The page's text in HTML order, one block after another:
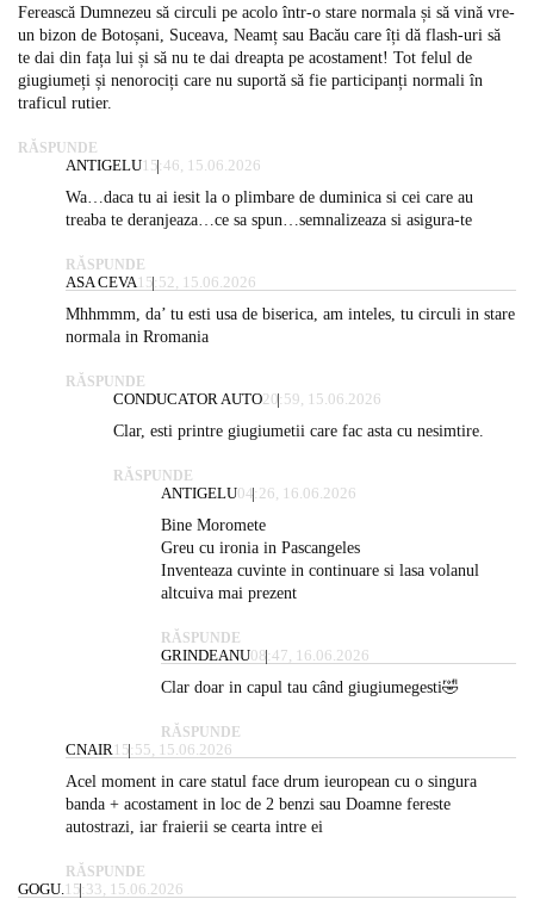
Ferească Dumnezeu să circuli pe acolo într-o stare normala și să vină vre-
un bizon de Botoșani, Suceava, Neamț sau Bacău care îți dă flash-uri să
te dai din fața lui și să nu te dai dreapta pe acostament! Tot felul de
giugiumeți și nenorociți care nu suportă să fie participanți normali în
traficul rutier.
RĂSPUNDE
ANTIGELU15:46, 15.06.2026
Wa…daca tu ai iesit la o plimbare de duminica si cei care au
treaba te deranjeaza…ce sa spun…semnalizeaza si asigura-te
RĂSPUNDE
ASA CEVA 15:52, 15.06.2026
Mhhmmm, da’ tu esti usa de biserica, am inteles, tu circuli in stare
normala in Rromania
RĂSPUNDE
CONDUCATOR AUTO20:59, 15.06.2026
Clar, esti printre giugiumetii care fac asta cu nesimtire.
RĂSPUNDE
ANTIGELU04:26, 16.06.2026
Bine Moromete
Greu cu ironia in Pascangeles
Inventeaza cuvinte in continuare si lasa volanul
altcuiva mai prezent
RĂSPUNDE
GRINDEANU08:47, 16.06.2026
Clar doar in capul tau când giugiumegesti🤣
RĂSPUNDE
CNAIR 15:55, 15.06.2026
Acel moment in care statul face drum ieuropean cu o singura
banda + acostament in loc de 2 benzi sau Doamne fereste
autostrazi, iar fraierii se cearta intre ei
RĂSPUNDE
GOGU. 15:33, 15.06.2026